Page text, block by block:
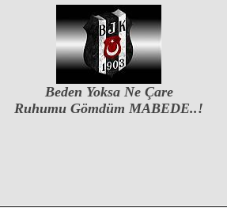
Beden Yoksa Ne Çare
Ruhumu Gömdüm MABEDE..!